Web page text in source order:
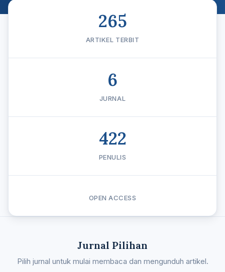
265
ARTIKEL TERBIT
6
JURNAL
422
PENULIS
OPEN ACCESS
Jurnal Pilihan
Pilih jurnal untuk mulai membaca dan mengunduh artikel.